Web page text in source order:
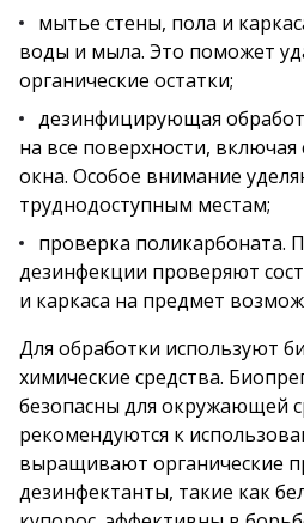
мытье стены, пола и
воды и мыла. Это поможет
органические остатки;
дезинфицирующая
на все поверхности, включая
окна. Особое внимание
труднодоступным местам;
проверка поликарбоната.
дезинфекции проверяют
и каркаса на предмет
Для обработки используют
химические средства.
безопасны для окружающей
рекомендуются к
выращивают органические
дезинфектанты, такие как